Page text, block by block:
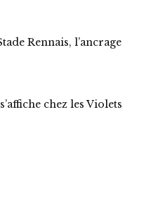
Rennais, l’ancrage
chez les Violets